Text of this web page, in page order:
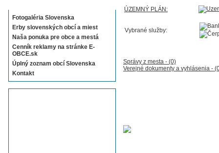
Fotogaléria Slovenska
Erby slovenských obcí a miest
Naša ponuka pre obce a mestá
Cenník reklamy na stránke E-
OBCE.sk
Úplný zoznam obcí Slovenska
Kontakt
ÚZEMNÝ PLÁN:
Vybrané služby:
Správy z mesta - (0)
Verejné dokumenty a vyhlásenia -